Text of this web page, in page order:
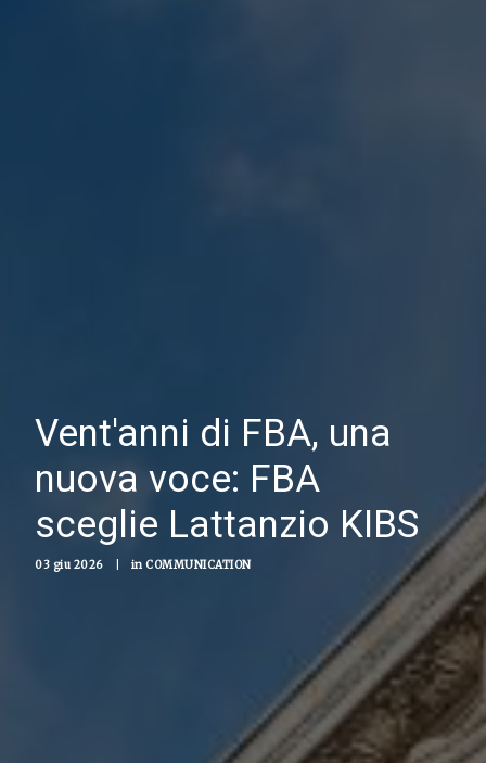
Vent'anni di FBA, una
nuova voce: FBA
sceglie Lattanzio KIBS
03 giu 2026 in COMMUNICATION